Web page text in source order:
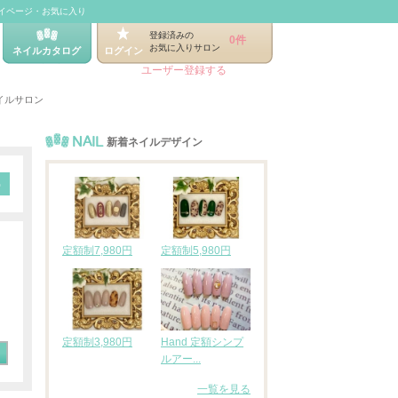
ページ・お気に入り
ネイルカタログ ログイン
登録済みの
お気に入りサロン
0件
ユーザー登録する
ルサロン
NAIL 新着ネイルデザイン
定額制7,980円 定額制5,980円
定額制3,980円
Hand 定額シンプ
ルアー...
一覧を見る